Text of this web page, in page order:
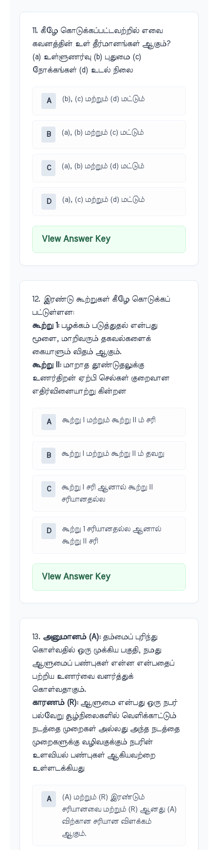
11. கீழே கொடுக்கப்பட்டவற்றில் எவை
கவனத்தின் உள் தீர்மானங்கள் ஆகும்?
(a) உள்ளுணர்வு (b) புதுமை (c)
நோக்கங்கள் (d) உடல் நிலை
A (b), (c) மற்றும் (d) மட்டும்
B (a), (b) மற்றும் (c) மட்டும்
C (a), (b) மற்றும் (d) மட்டும்
D (a), (c) மற்றும் (d) மட்டும்
View Answer Key
12. இரண்டு கூற்றுகள் கீழே கொடுக்கப்
பட்டுள்ளன:
கூற்று 1:பழக்கம் படுத்துதல் என்பது
மூளை, மாறிவரும் தகவல்களைக்
கையாளும் விதம் ஆகும்.
கூற்று II:மாறாத தூண்டுதலுக்கு
உணர்திறன் ஏற்பி செல்கள் குறைவான
எதிர்வினையாற்று கின்றன
A கூற்று I மற்றும் கூற்று II ம் சரி
B கூற்று I மற்றும் கூற்று II ம் தவறு
C
கூற்று I சரி ஆனால் கூற்று II
சரியானதல்ல
D
கூற்று 1 சரியானதல்ல ஆனால்
கூற்று II சரி
View Answer Key
13. அனுமானம் (A):தம்மைப் புரிந்து
கொள்வதில் ஒரு முக்கிய பகுதி, நமது
ஆளுமைப் பண்புகள் என்ன என்பதைப்
பற்றிய உணர்வை வளர்த்துக்
கொள்வதாகும்.
காரணம் (R):ஆளுமை என்பது ஒரு நபர்
பல்வேறு சூழ்நிலைகளில் வெளிக்காட்டும்
நடத்தை முறைகள் அல்லது அந்த நடத்தை
முறைகளுக்கு வழிவகுக்கும் நபரின்
உளவியல் பண்புகள் ஆகியவற்றை
உள்ளடக்கியது
A
(A) மற்றும் (R) இரண்டும்
சரியானவை மற்றும் (R) ஆனது (A)
விற்கான சரியான விளக்கம்
ஆகும்.